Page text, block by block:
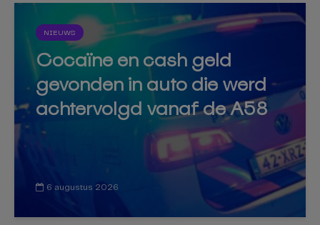
NIEUWS
Cocaïne en cash geld
gevonden in auto die werd
achtervolgd vanaf de A58
6 augustus 2026